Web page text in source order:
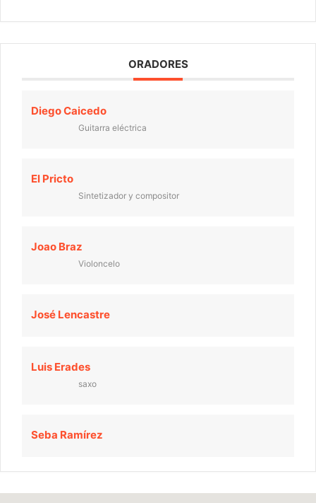
ORADORES
Diego Caicedo
Guitarra eléctrica
El Pricto
Sintetizador y compositor
Joao Braz
Violoncelo
José Lencastre
Luis Erades
saxo
Seba Ramírez